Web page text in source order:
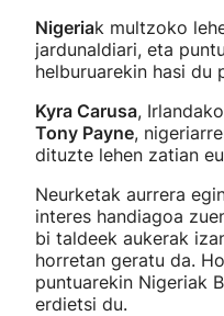
Nigeriak multzoko
jardunaldiari, eta
helburuarekin hasi du
Kyra Carusa,
Tony Payne,
dituzte lehen zatian
Neurketak aurrera
interes handiagoa
bi taldeek aukerak
horretan geratu da.
puntuarekin Nigeriak
erdietsi du.